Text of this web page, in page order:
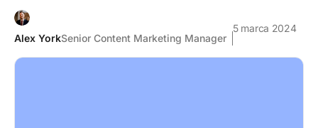
Alex YorkSenior Content Marketing Manager
5 marca 2024